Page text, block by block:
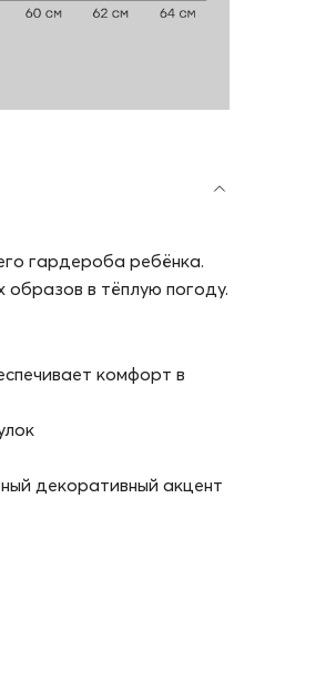
гардероба ребёнка.
образов в тёплую погоду.
комфорт в
декоративный акцент